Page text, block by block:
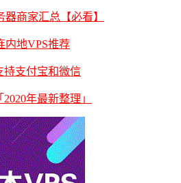
商家汇总【必看】
内地VPS推荐
持支付宝和微信
年最新整理」